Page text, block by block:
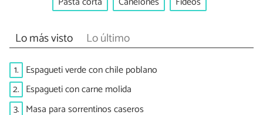
Lo más visto Lo último
1. Espagueti verde con chile poblano
2. Espagueti con carne molida
3. Masa para sorrentinos caseros